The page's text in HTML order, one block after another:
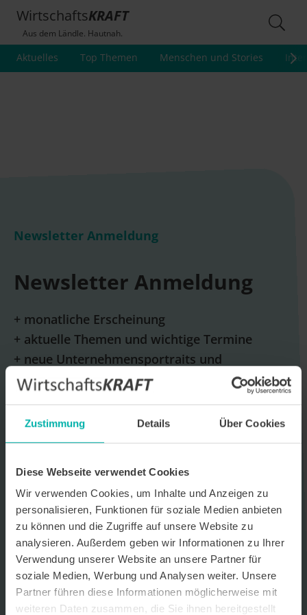
Zustimmung Details Über Cookies
Diese Webseite verwendet Cookies
Wir verwenden Cookies, um Inhalte und Anzeigen zu
personalisieren, Funktionen für soziale Medien anbieten
zu können und die Zugriffe auf unsere Website zu
analysieren. Außerdem geben wir Informationen zu Ihrer
Verwendung unserer Website an unsere Partner für
soziale Medien, Werbung und Analysen weiter. Unsere
Partner führen diese Informationen möglicherweise mit
weiteren Daten zusammen, die Sie ihnen bereitgestellt
WirtschaftsKRAFT
Aus dem Ländle. Hautnah.
Aktuelles Top Themen Menschen und Stories
Newsletter Anmeldung
Newsletter Anmeldung
+ monatliche Erscheinung
+ aktuelle Themen und wichtige Termine
+ neue Unternehmensportraits und
Unternehmensprofile
Datenverarbeitungshinweis*
WirtschaftsKRAFT der INFO - Das Magazin Pforzheim GmbH
erhalte. Um die Inhalte des Newsletters besser auf meine
persönlichen Interessen auszurichten, stimme ich außerdem zu,
hierfür mein personenbezogenes Nutzungsverhalten des
Newsletters zu erfassen und auszuwerten. Der Newsletter enthält
begleitende Werbeinformationen zu Produkten und
Dienstleistungen lokal ansässiger Werbekunden. Ich kann meine
Einwilligung jederzeit kostenfrei für die Zukunft durch den in jedem
Newsletter enthaltenen Abmeldelink oder per E-Mail an info@info-
pforzheim.de widerrufen. Meine E-Mail-Adresse wird ausschließlich